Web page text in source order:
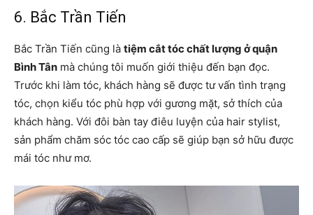
6. Bắc Trần Tiến
Bắc Trần Tiến cũng là tiệm cắt tóc chất lượng ở quận
Bình Tân mà chúng tôi muốn giới thiệu đến bạn đọc.
Trước khi làm tóc, khách hàng sẽ được tư vấn tình trạng
tóc, chọn kiểu tóc phù hợp với gương mặt, sở thích của
khách hàng. Với đôi bàn tay điêu luyện của hair stylist,
sản phẩm chăm sóc tóc cao cấp sẽ giúp bạn sở hữu được
mái tóc như mơ.